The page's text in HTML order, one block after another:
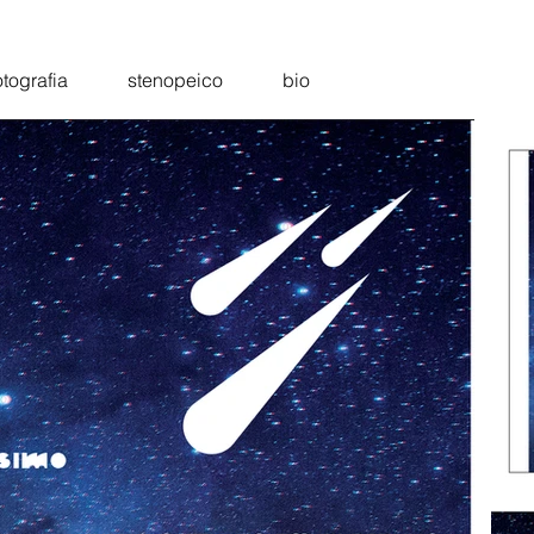
stenopeico bio